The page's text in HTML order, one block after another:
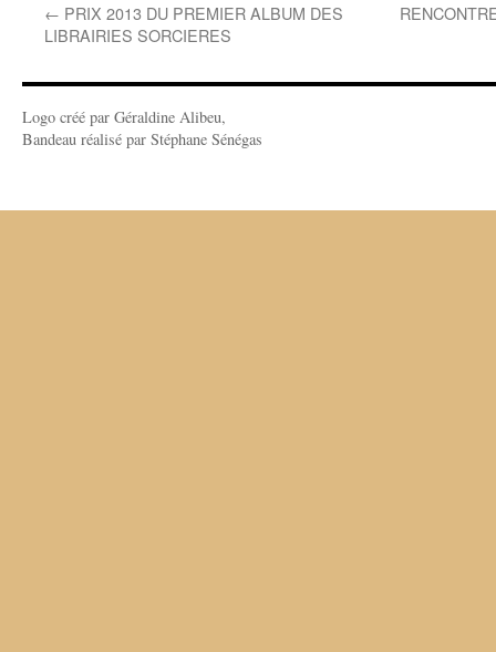
← PRIX 2013 DU PREMIER ALBUM DES
LIBRAIRIES SORCIERES
Logo créé par Géraldine Alibeu,
Bandeau réalisé par Stéphane Sénégas